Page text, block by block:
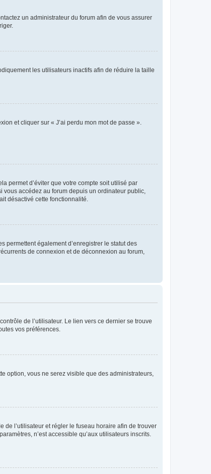
un administrateur du forum afin de vous assurer
les utilisateurs inactifs afin de réduire la taille
et cliquer sur « J’ai perdu mon mot de passe ».
permet d’éviter que votre compte soit utilisé par
vous accédez au forum depuis un ordinateur public,
désactivé cette fonctionnalité.
permettent également d’enregistrer le statut des
de connexion et de déconnexion au forum,
de l’utilisateur. Le lien vers ce dernier se trouve
vos préférences.
option, vous ne serez visible que des administrateurs,
de l’utilisateur et régler le fuseau horaire afin de trouver
n’est accessible qu’aux utilisateurs inscrits.